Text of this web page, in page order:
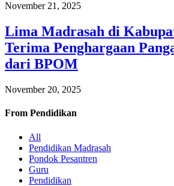
November 21, 2025
Lima Madrasah di
Terima Penghargaan
dari BPOM
November 20, 2025
From Pendidikan
All
Pendidikan Madrasah
Pondok Pesantren
Guru
Pendidikan